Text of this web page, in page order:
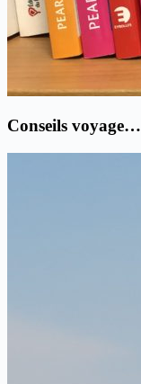
Conseils voyage…